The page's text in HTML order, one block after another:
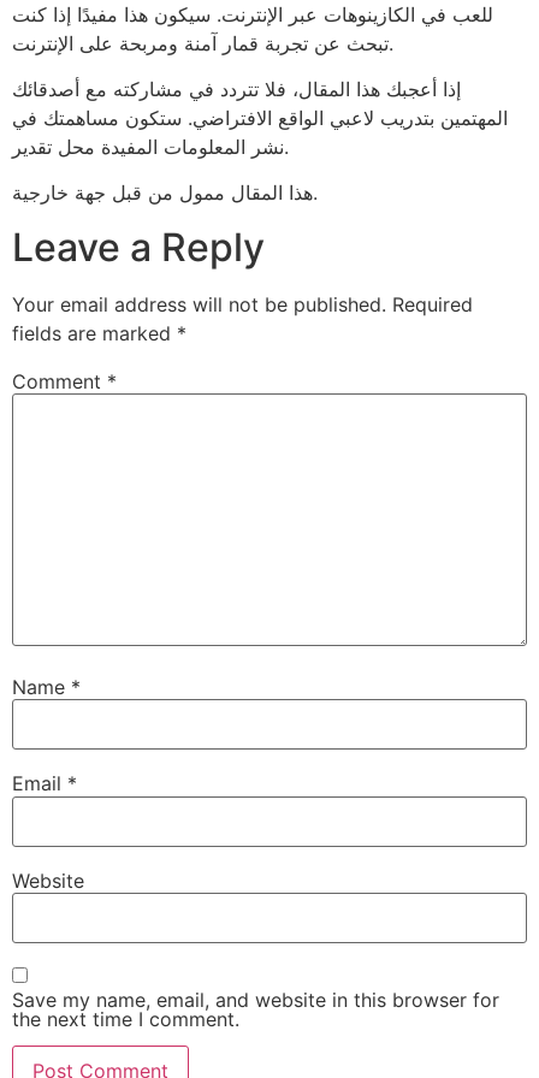
للعب في الكازينوهات عبر الإنترنت. سيكون هذا مفيدًا إذا كنت
تبحث عن تجربة قمار آمنة ومربحة على الإنترنت.
إذا أعجبك هذا المقال، فلا تتردد في مشاركته مع أصدقائك
المهتمين بتدريب لاعبي الواقع الافتراضي. ستكون مساهمتك في
نشر المعلومات المفيدة محل تقدير.
هذا المقال ممول من قبل جهة خارجية.
Leave a Reply
Your email address will not be published. Required
fields are marked *
Comment *
Name *
Email *
Website
Save my name, email, and website in this browser for
the next time I comment.